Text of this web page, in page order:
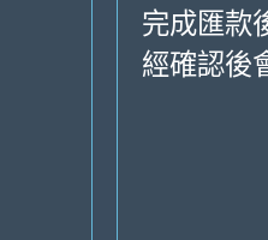
完成匯款
經確認後